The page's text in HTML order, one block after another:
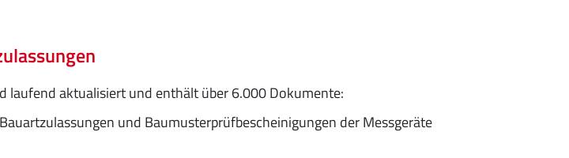
laufend aktualisiert und enthält über 6.000 Dokumente:
und Baumusterprüfbescheinigungen der Messgeräte